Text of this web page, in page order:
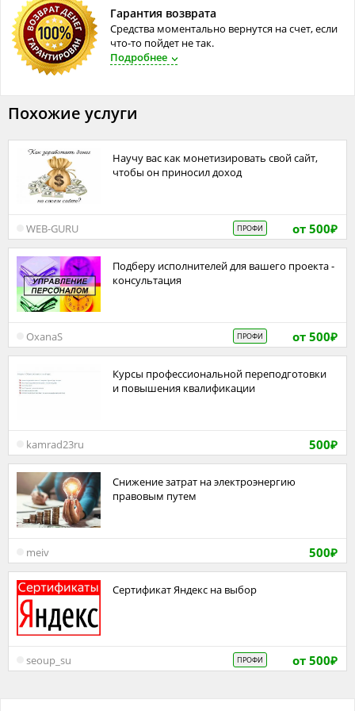
Гарантия возврата
Средства моментально вернутся на счет, если
что-то пойдет не так.
Подробнее
Похожие услуги
Научу вас как монетизировать свой сайт,
чтобы он приносил доход
от 500₽
ПРОФИ
WEB-GURU
Подберу исполнителей для вашего проекта -
консультация
от 500₽
ПРОФИ
OxanaS
Курсы профессиональной переподготовки
и повышения квалификации
500₽
kamrad23ru
Снижение затрат на электроэнергию
правовым путем
500₽
meiv
Сертификат Яндекс на выбор
от 500₽
ПРОФИ
seoup_su